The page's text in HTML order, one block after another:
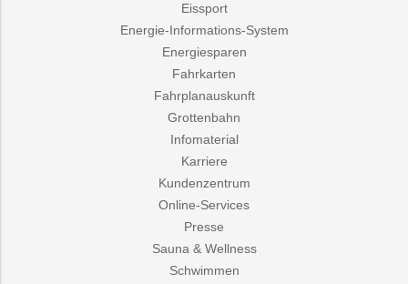
Eissport
Energie-Informations-System
Energiesparen
Fahrkarten
Fahrplanauskunft
Grottenbahn
Infomaterial
Karriere
Kundenzentrum
Online-Services
Presse
Sauna & Wellness
Schwimmen